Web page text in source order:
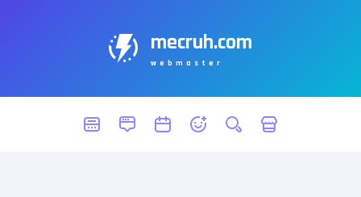
mecruh.com
webmaster